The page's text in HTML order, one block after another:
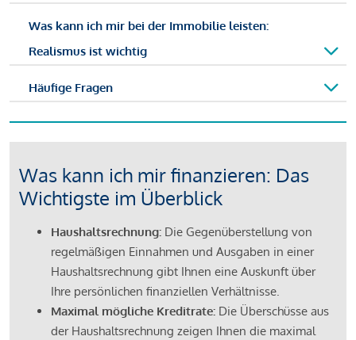
Was kann ich mir bei der Immobilie leisten:
Realismus ist wichtig
Häufige Fragen
Was kann ich mir finanzieren: Das
Wichtigste im Überblick
Haushaltsrechnung: Die Gegenüberstellung von
regelmäßigen Einnahmen und Ausgaben in einer
Haushaltsrechnung gibt Ihnen eine Auskunft über
Ihre persönlichen finanziellen Verhältnisse.
Maximal mögliche Kreditrate: Die Überschüsse aus
der Haushaltsrechnung zeigen Ihnen die maximal